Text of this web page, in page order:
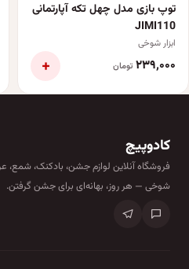
توپ بازی مدل چهل تکه آپارتمانی
JIMI110
ابزار شوخی
۲۳۹٬۰۰۰ تومان +
کادوپیچ
فروشگاه آنلاین لوازم جشن، بادکنک،
شوخی — هر روز، بهانه‌ای برای جشن گرفتن.